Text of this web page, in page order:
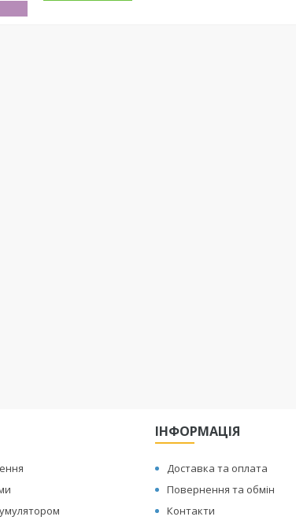
ІНФОРМАЦІЯ
Доставка та оплата
Повернення та обмін
Контакти